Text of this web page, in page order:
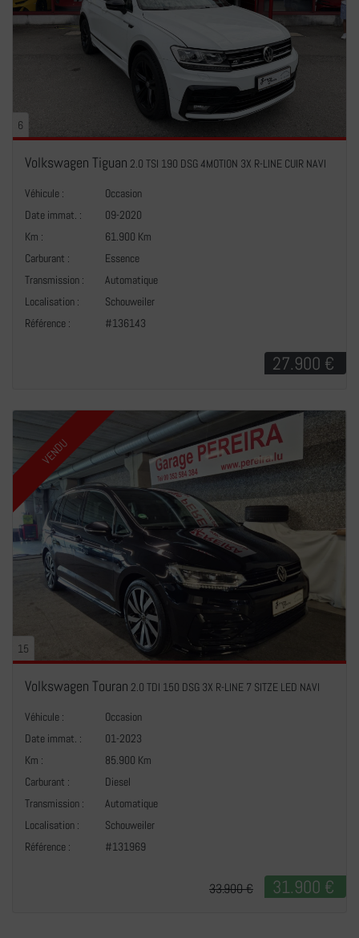
6
Volkswagen Tiguan 2.0 TSI 190 DSG 4MOTION 3X R-LINE CUIR NAVI
Véhicule :
Occasion
Date immat. :
09-2020
Km :
61.900 Km
Carburant :
Essence
Transmission :
Automatique
Localisation :
Schouweiler
Référence :
#136143
27.900 €
VENDU
15
Volkswagen Touran 2.0 TDI 150 DSG 3X R-LINE 7 SITZE LED NAVI
Véhicule :
Occasion
Date immat. :
01-2023
Km :
85.900 Km
Carburant :
Diesel
Transmission :
Automatique
Localisation :
Schouweiler
Référence :
#131969
31.900 €
33.900 €